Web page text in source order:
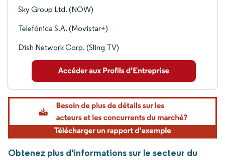
Sky Group Ltd. (NOW)
Telefónica S.A. (Movistar+)
Dish Network Corp. (Sling TV)
Obtenez plus d'informations sur le secteur du